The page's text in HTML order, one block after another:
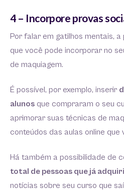
4 – Incorpore provas
Por falar em gatilhos mentais,
que você pode incorporar no
de maquiagem.
É possível, por exemplo, inserir
alunos que compraram o seu
aprimorar suas técnicas de
conteúdos das aulas online que
Há também a possibilidade de
total de pessoas que já
notícias sobre seu curso que